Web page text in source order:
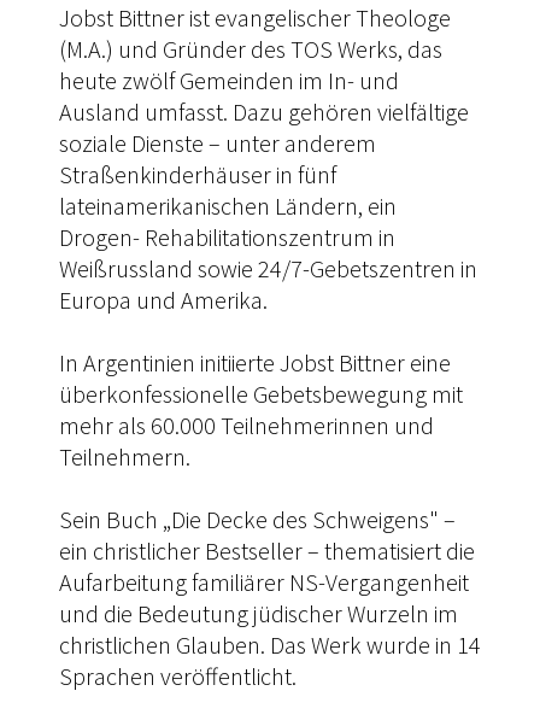
Jobst Bittner ist evangelischer Theologe
(M.A.) und Gründer des TOS Werks, das
heute zwölf Gemeinden im In- und
Ausland umfasst. Dazu gehören vielfältige
soziale Dienste – unter anderem
Straßenkinderhäuser in fünf
lateinamerikanischen Ländern, ein
Drogen- Rehabilitationszentrum in
Weißrussland sowie 24/7-Gebetszentren in
Europa und Amerika.
In Argentinien initiierte Jobst Bittner eine
überkonfessionelle Gebetsbewegung mit
mehr als 60.000 Teilnehmerinnen und
Teilnehmern.
Sein Buch „Die Decke des Schweigens" –
ein christlicher Bestseller – thematisiert die
Aufarbeitung familiärer NS-Vergangenheit
und die Bedeutung jüdischer Wurzeln im
christlichen Glauben. Das Werk wurde in 14
Sprachen veröffentlicht.